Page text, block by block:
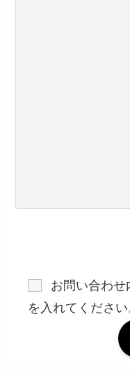
お問い合わせ
を入れてください